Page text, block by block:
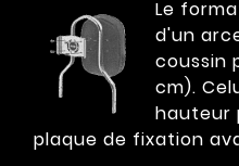
Le
d'un
coussin
cm).
hauteur
plaque de fixation